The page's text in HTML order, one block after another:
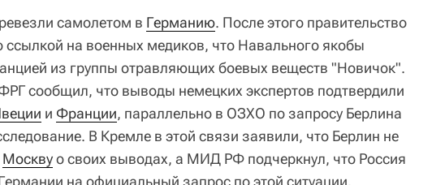
самолетом в Германию. После этого правительство
ссылкой на военных медиков, что Навального якобы
из группы отравляющих боевых веществ "Новичок".
сообщил, что выводы немецких экспертов подтвердили
и Франции, параллельно в ОЗХО по запросу Берлина
В Кремле в этой связи заявили, что Берлин не
Москвуо своих выводах, а МИД РФ подчеркнул, что Россия
на официальный запрос по этой ситуации.